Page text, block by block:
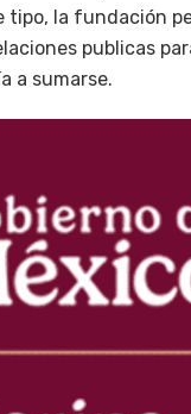
la fundación
publicas
a sumarse.